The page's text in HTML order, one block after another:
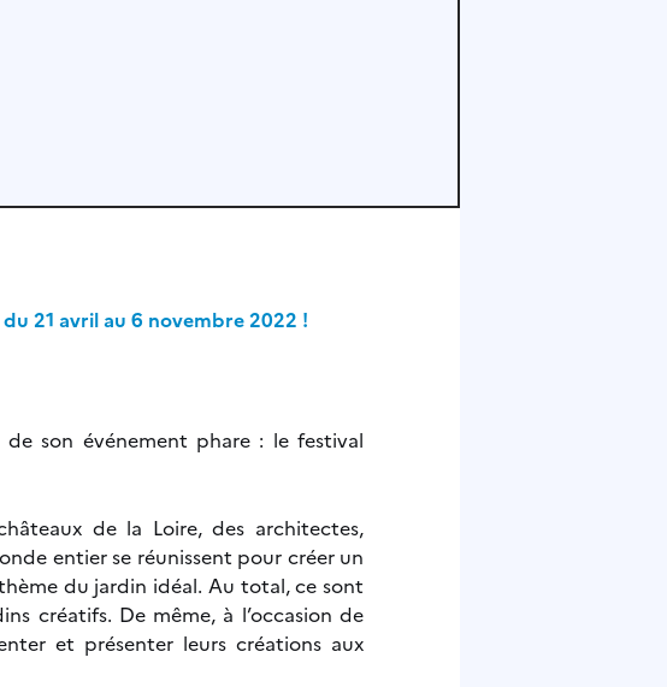
21 avril au 6 novembre 2022 !
son événement phare : le festival
de la Loire, des architectes,
entier se réunissent pour créer un
du jardin idéal. Au total, ce sont
créatifs. De même, à l’occasion de
et présenter leurs créations aux